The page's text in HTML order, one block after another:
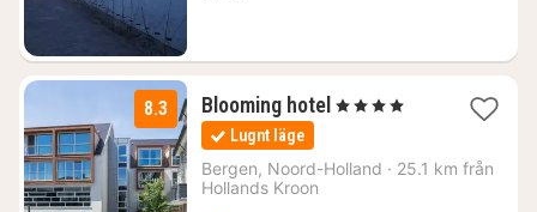
8.3 Blooming hotel 1
1138
, 4 Stjärnor
Lugnt läge
Bergen, Noord-Holland · 25.1 km från
Hollands Kroon